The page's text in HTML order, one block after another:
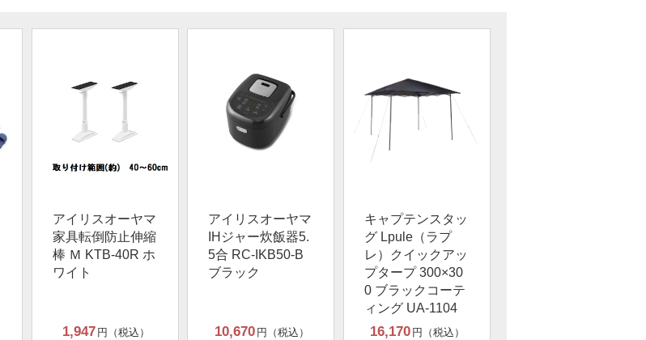
アイリスオーヤマ
家具転倒防止伸縮
棒 Ｍ KTB-40R ホ
ワイト
1,947 円（税込）
アイリスオーヤマ
IHジャー炊飯器5.
5合 RC-IKB50-B
ブラック
10,670 円（税込）
キャプテンスタッ
グ Lpule（ラプ
レ）クイックアッ
プタープ 300×30
0 ブラックコーテ
ィング UA-1104
16,170 円（税込）